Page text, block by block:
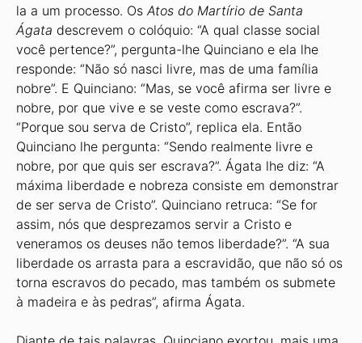
la a um processo. Os Atos do Martírio de Santa
Ágata descrevem o colóquio: “A qual classe social
você pertence?”, pergunta-lhe Quinciano e ela lhe
responde: “Não só nasci livre, mas de uma família
nobre”. E Quinciano: “Mas, se você afirma ser livre e
nobre, por que vive e se veste como escrava?”.
“Porque sou serva de Cristo”, replica ela. Então
Quinciano lhe pergunta: “Sendo realmente livre e
nobre, por que quis ser escrava?”. Ágata lhe diz: “A
máxima liberdade e nobreza consiste em demonstrar
de ser serva de Cristo”. Quinciano retruca: “Se for
assim, nós que desprezamos servir a Cristo e
veneramos os deuses não temos liberdade?”. “A sua
liberdade os arrasta para a escravidão, que não só os
torna escravos do pecado, mas também os submete
à madeira e às pedras”, afirma Ágata.